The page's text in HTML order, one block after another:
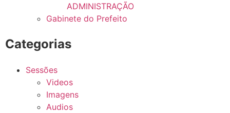
ADMINISTRAÇÃO
Gabinete do Prefeito
Categorias
Sessões
Videos
Imagens
Audios